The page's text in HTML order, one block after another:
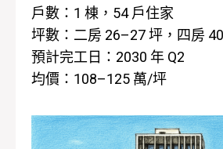
戶數：1 棟，54 戶住家
坪數：二房 26–27 坪，四房
預計完工日：2030 年 Q2
均價：108–125 萬/坪